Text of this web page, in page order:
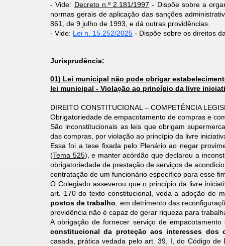
- Vide: Decreto n.º 2.181/1997 - Dispõe sobre a
normas gerais de aplicação das sanções
861, de 9 julho de 1993, e dá outras providências.
- Vide: Lei n. 15.252/2025 - Dispõe sobre os direitos
Jurisprudência:
01) Lei municipal não pode obrigar
lei municipal - Violação ao princípio da livre
DIREITO CONSTITUCIONAL – COMPETÊNCIA
Obrigatoriedade de empacotamento de compras e
São inconstitucionais as leis que obrigam
das compras, por violação ao princípio da livre
Essa foi a tese fixada pelo Plenário ao negar
(Tema 525), e manter acórdão que declarou a
obrigatoriedade de prestação de serviços de
contratação de um funcionário específico para esse
O Colegiado asseverou que o princípio da livre
art. 170 do texto constitucional, veda a adoção de
postos de trabalho , em detrimento das
providência não é capaz de gerar riqueza para
A obrigação de fornecer serviço de
constitucional da proteção aos interesses dos
casada, prática vedada pelo art. 39, I, do Código